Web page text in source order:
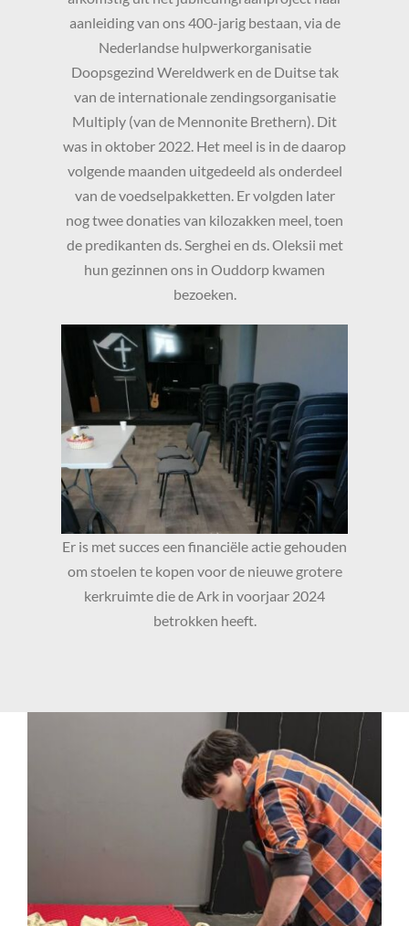
aanleiding van ons 400-jarig bestaan, via de
Nederlandse hulpwerkorganisatie
Doopsgezind Wereldwerk en de Duitse tak
van de internationale zendingsorganisatie
Multiply (van de Mennonite Brethern). Dit
was in oktober 2022. Het meel is in de daarop
volgende maanden uitgedeeld als onderdeel
van de voedselpakketten. Er volgden later
nog twee donaties van kilozakken meel, toen
de predikanten ds. Serghei en ds. Oleksii met
hun gezinnen ons in Ouddorp kwamen
bezoeken.
Er is met succes een financiële actie gehouden
om stoelen te kopen voor de nieuwe grotere
kerkruimte die de Ark in voorjaar 2024
betrokken heeft.